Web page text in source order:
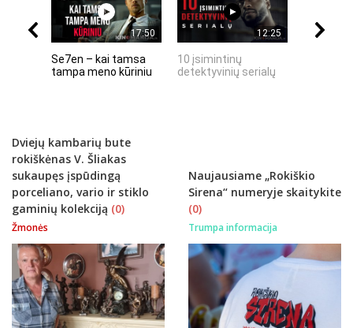
17:50
Se7en – kai tamsa
tampa meno kūriniu
12:25
10 įsimintinų
detektyvinių serialų
Dviejų kambarių bute
rokiškėnas V. Šliakas
sukaupęs įspūdingą
porceliano, vario ir stiklo
gaminių kolekciją (0)
Žmonės
Naujausiame „Rokiškio
Sirena“ numeryje skaitykite
(0)
Trumpa informacija